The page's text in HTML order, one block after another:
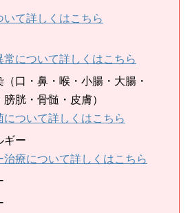
いて詳しくはこちら
常について詳しくはこちら
（口・鼻・喉・小腸・大腸・
胱・骨髄・皮膚）
について詳しくはこちら
ギー
治療について詳しくはこちら